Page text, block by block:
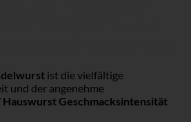
ist die vielfältige
und der angenehme
Geschmacksintensität